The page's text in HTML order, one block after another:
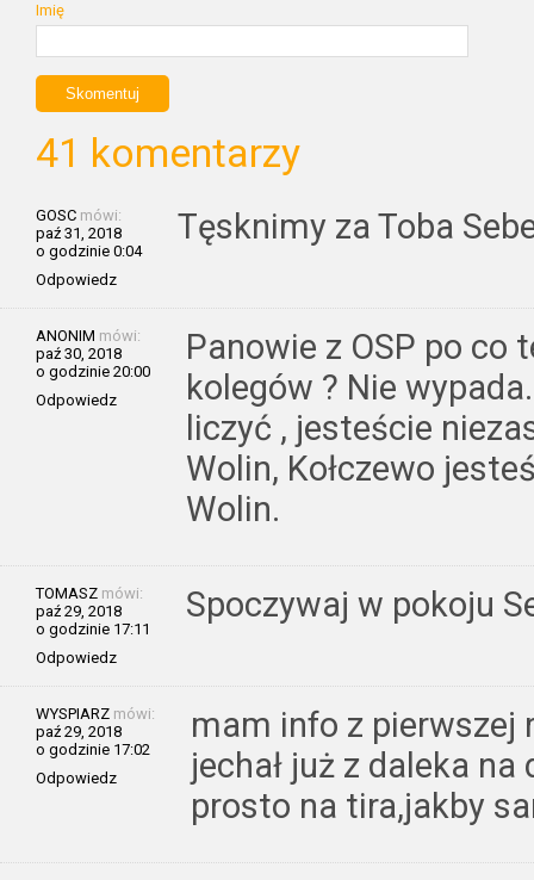
Imię
41 komentarzy
GOSC mówi:
paź 31, 2018
o godzinie 0:04
Odpowiedz
Tęsknimy za Toba
ANONIM mówi:
paź 30, 2018
o godzinie 20:00
Odpowiedz
Panowie z OSP po co
kolegów ? Nie
liczyć , jesteście
Wolin, Kołczewo
Wolin.
TOMASZ mówi:
paź 29, 2018
o godzinie 17:11
Odpowiedz
Spoczywaj w pokoju
WYSPIARZ mówi:
paź 29, 2018
o godzinie 17:02
Odpowiedz
mam info z pierwszej
jechał już z daleka
prosto na tira,jakby